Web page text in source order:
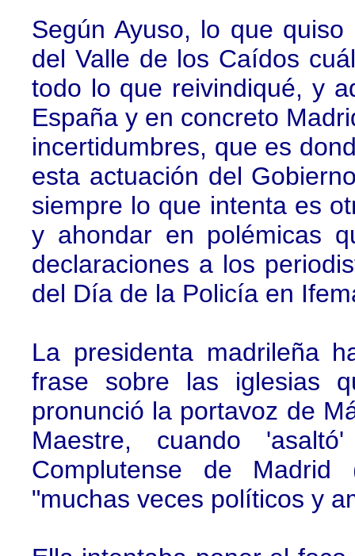
Según Ayuso, lo que
del Valle de los Caídos
todo lo que reivindiqué, y
España y en concreto
incertidumbres, que es
esta actuación del
siempre lo que intenta es
y ahondar en polémicas
declaraciones a los
del Día de la Policía en
La presidenta madrileña
frase sobre las iglesias
pronunció la portavoz de
Maestre, cuando
Complutense de
"muchas veces políticos y